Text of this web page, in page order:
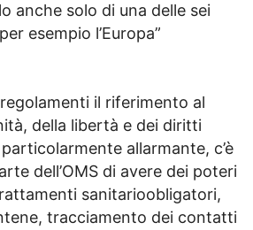
anche solo di una delle sei
esempio l’Europa”
il riferimento al
della libertà e dei diritti
allarmante, c’è
dell’OMS di avere dei poteri
sanitarioobligatori,
tracciamento dei contatti